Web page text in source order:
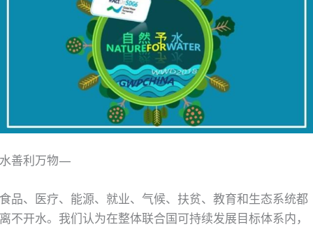
水善利万物—
食品、医疗、能源、就业、气候、扶贫、教育和生态系统都
离不开水。我们认为在整体联合国可持续发展目标体系内，